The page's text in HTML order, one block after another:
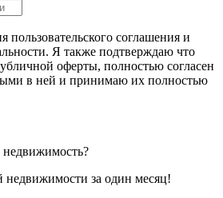
соглашения и
Я также подтверждаю что
оферты, полностью согласен
в ней и принимаю их полностью
недвижимости за один месяц!